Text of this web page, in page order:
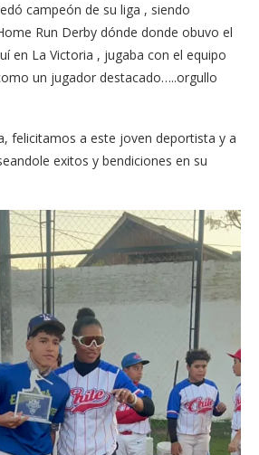
campeón de su liga , siendo
Run Derby dónde donde obuvo el
en La Victoria , jugaba con el equipo
un jugador destacado…..orgullo
felicitamos a este joven deportista y a
exitos y bendiciones en su